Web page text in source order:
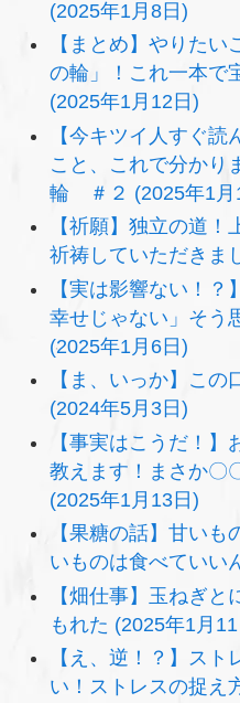
(2025年1月8日)
【まとめ】やりた
の輪」！これ一本で
(2025年1月12日)
【今キツイ人すぐ
こと、これで分かり
輪 ＃２ (2025年1月
【祈願】独立の道！
祈祷していただきま
【実は影響ない！？
幸せじゃない」そう
(2025年1月6日)
【ま、いっか】この
(2024年5月3日)
【事実はこうだ！
教えます！まさか〇
(2025年1月13日)
【果糖の話】甘い
いものは食べていい
【畑仕事】玉ねぎ
もれた (2025年1月
【え、逆！？】ス
い！ストレスの捉え